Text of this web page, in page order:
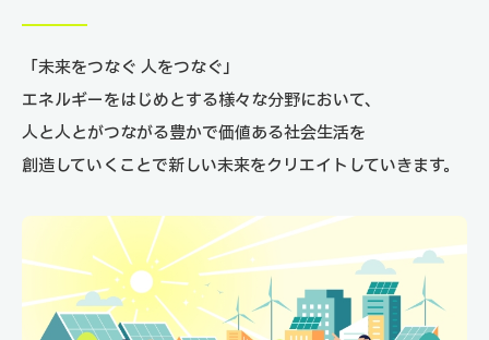
「未来をつなぐ 人をつなぐ」
エネルギーをはじめとする様々な分野において、
人と人とがつながる豊かで価値ある社会生活を
創造していくことで新しい未来をクリエイトしていきます。